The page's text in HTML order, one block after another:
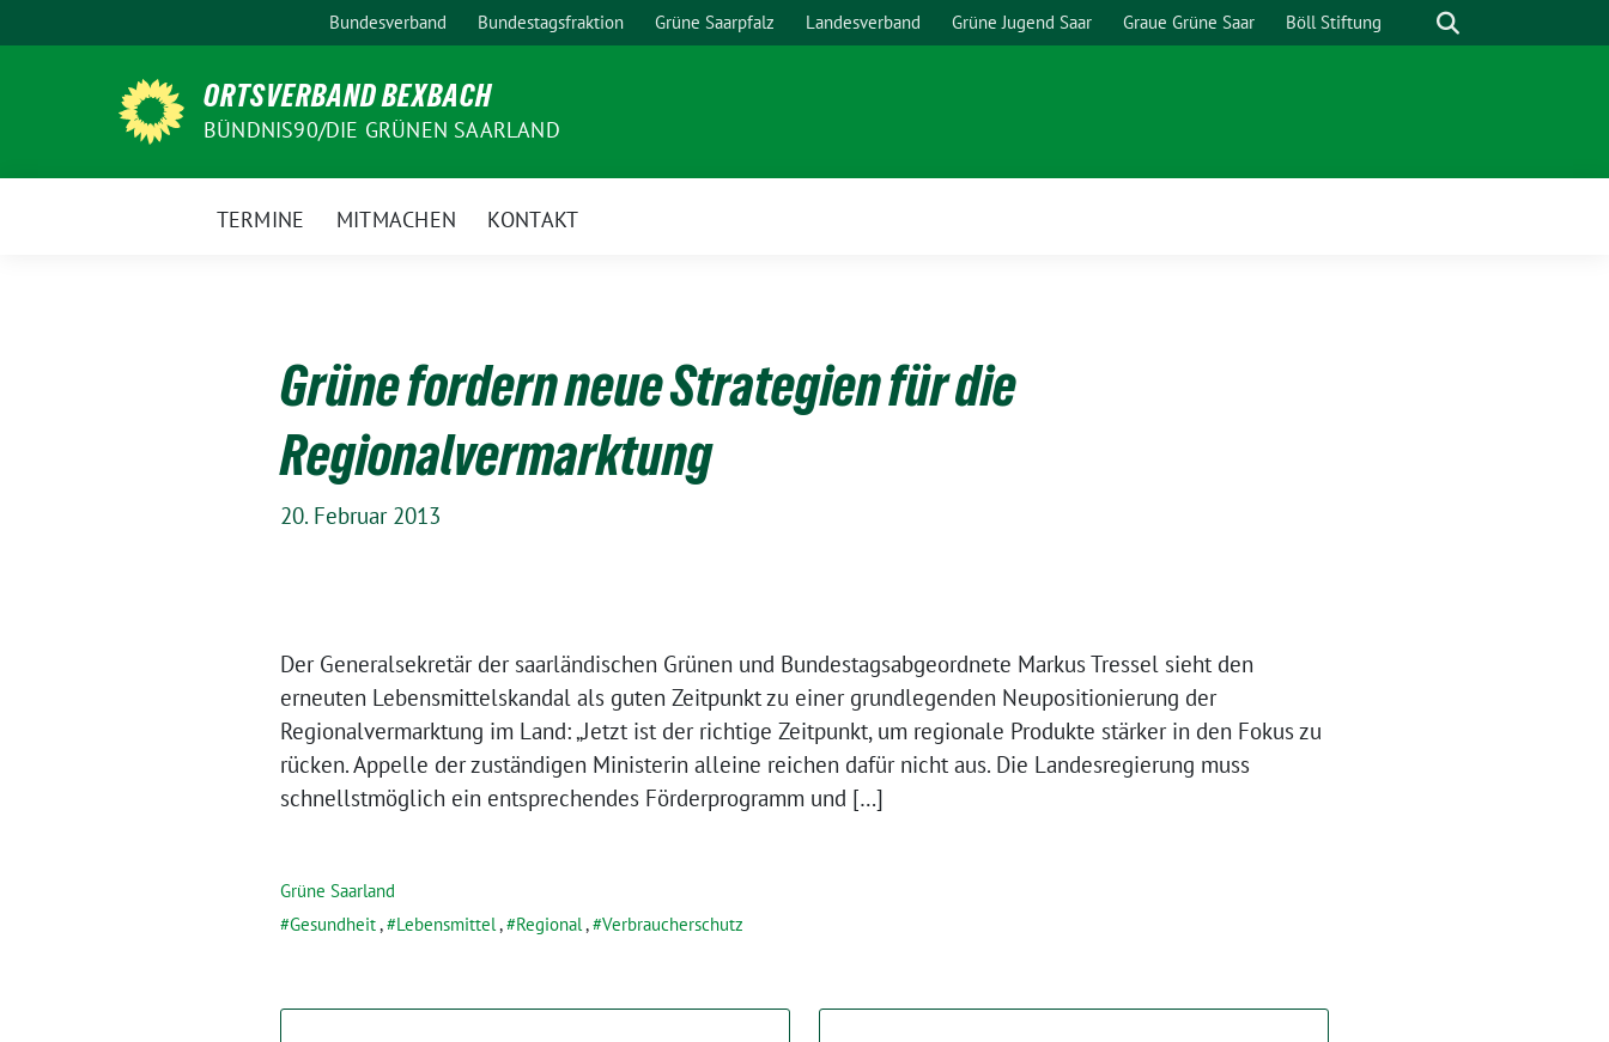
zum
Bundesverband Bundestagsfraktion Grüne Saarpfalz Landesverband Grüne Jugend Saar Graue Grüne Saar Böll Stiftung Suche
ORTSVERBAND BEXBACH
BÜNDNIS90/DIE GRÜNEN SAARLAND
TERMINE MITMACHEN KONTAKT
Grüne fordern neue Strategien für die
Regionalvermarktung
20. Februar 2013
Der Generalsekretär der saarländischen Grünen und Bundestagsabgeordnete Markus Tressel sieht den
erneuten Lebensmittelskandal als guten Zeitpunkt zu einer grundlegenden Neupositionierung der
Regionalvermarktung im Land: „Jetzt ist der richtige Zeitpunkt, um regionale Produkte stärker in den Fokus zu
rücken. Appelle der zuständigen Ministerin alleine reichen dafür nicht aus. Die Landesregierung muss
schnellstmöglich ein entsprechendes Förderprogramm und […]
Grüne Saarland
Gesundheit, Lebensmittel, Regional, Verbraucherschutz